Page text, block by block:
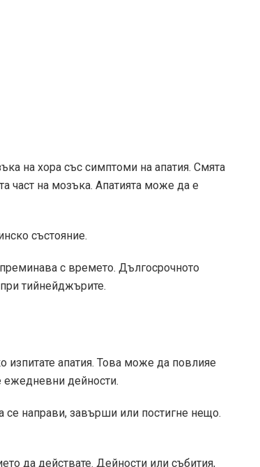
на хора със симптоми на апатия. Смята
част на мозъка. Апатията може да е
състояние.
с времето. Дългосрочното
тийнейджърите.
изпитате апатия. Това може да повлияе
ежедневни дейности.
се направи, завърши или постигне нещо.
да действате. Дейности или събития,